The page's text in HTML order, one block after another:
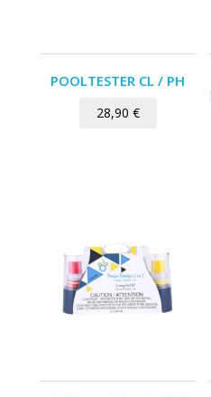
POOLTESTER CL / PH
28,90 €